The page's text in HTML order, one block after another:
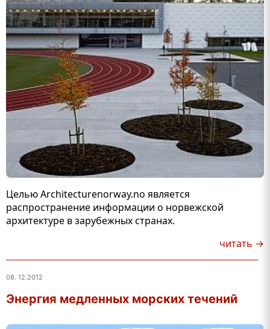
Целью Architecturenorway.no является
распространение информации о норвежской
архитектуре в зарубежных странах.
читать →
08. 12.2012
Энергия медленных морских течений